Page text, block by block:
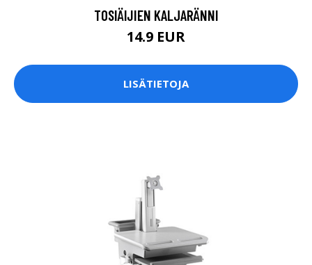
TOSIÄIJIEN KALJARÄNNI
14.9 EUR
LISÄTIETOJA